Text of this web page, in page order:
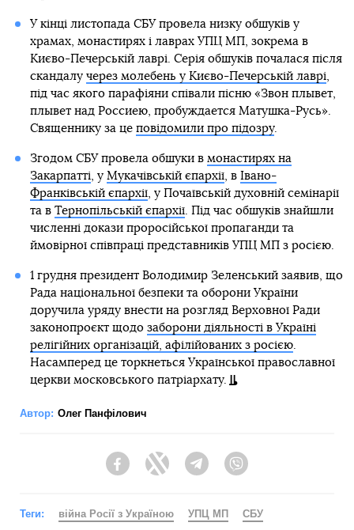
У кінці листопада СБУ провела низку обшуків у
храмах, монастирях і лаврах УПЦ МП, зокрема в
Києво-Печерській лаврі. Серія обшуків почалася після
скандалу через молебень у Києво-Печерській лаврі,
під час якого парафіяни співали пісню «Звон плывет,
плывет над Россиею, пробуждается Матушка-Русь».
Священнику за це повідомили про підозру.
Згодом СБУ провела обшуки в монастирях на
Закарпатті, у Мукачівській єпархії, в Івано-
Франківській єпархії, у Почаївській духовній семінарії
та в Тернопільській єпархії. Під час обшуків знайшли
численні докази проросійської пропаганди та
ймовірної співпраці представників УПЦ МП з росією.
1 грудня президент Володимир Зеленський заявив, що
Рада національної безпеки та оборони України
доручила уряду внести на розгляд Верховної Ради
законопроєкт щодо заборони діяльності в Україні
релігійних організацій, афілійованих з росією.
Насамперед це торкнеться Української православної
церкви московського патріархату.
Автор: Олег Панфілович
FacebookTwitter Telegram
Теги: війна Росії з Україною УПЦ МП СБУ